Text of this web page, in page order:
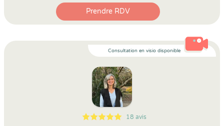
Prendre RDV
Consultation en visio disponible
5
1
5
18 18 avis